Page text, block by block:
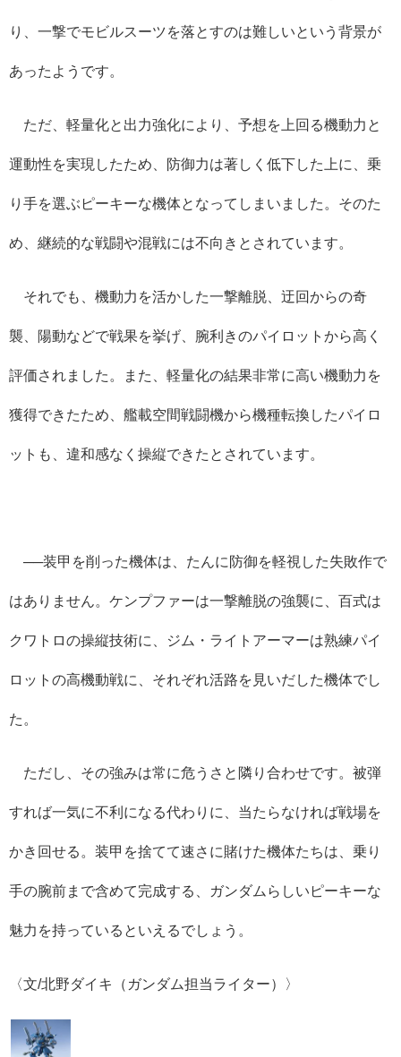
り、一撃でモビルスーツを落とすのは難しいという背景が
あったようです。
ただ、軽量化と出力強化により、予想を上回る機動力と
運動性を実現したため、防御力は著しく低下した上に、乗
り手を選ぶピーキーな機体となってしまいました。そのた
め、継続的な戦闘や混戦には不向きとされています。
それでも、機動力を活かした一撃離脱、迂回からの奇
襲、陽動などで戦果を挙げ、腕利きのパイロットから高く
評価されました。また、軽量化の結果非常に高い機動力を
獲得できたため、艦載空間戦闘機から機種転換したパイロ
ットも、違和感なく操縦できたとされています。
──装甲を削った機体は、たんに防御を軽視した失敗作で
はありません。ケンプファーは一撃離脱の強襲に、百式は
クワトロの操縦技術に、ジム・ライトアーマーは熟練パイ
ロットの高機動戦に、それぞれ活路を見いだした機体でし
た。
ただし、その強みは常に危うさと隣り合わせです。被弾
すれば一気に不利になる代わりに、当たらなければ戦場を
かき回せる。装甲を捨てて速さに賭けた機体たちは、乗り
手の腕前まで含めて完成する、ガンダムらしいピーキーな
魅力を持っているといえるでしょう。
〈文/北野ダイキ（ガンダム担当ライター）〉